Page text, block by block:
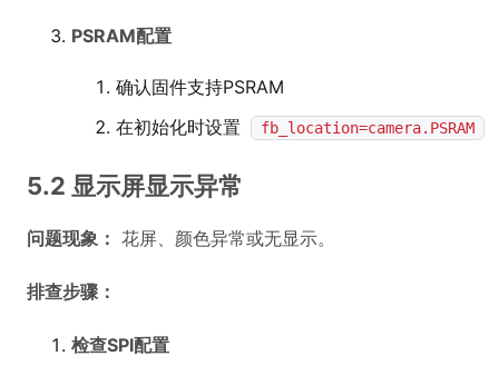
PSRAM配置
确认固件支持PSRAM
在初始化时设置
fb_location=camera.PSRAM
5.2 显示屏显示异常
问题现象： 花屏、颜色异常或无显示。
排查步骤：
检查SPI配置